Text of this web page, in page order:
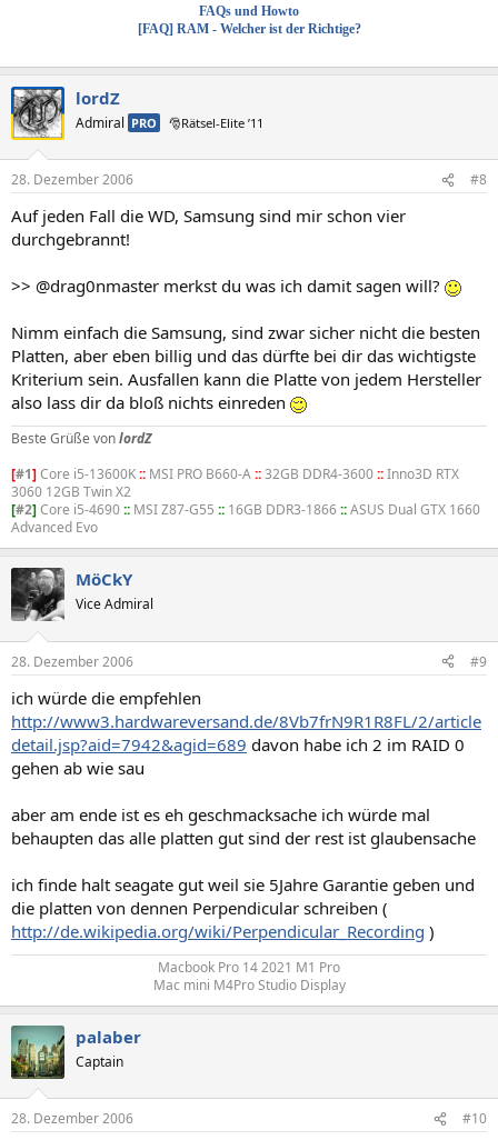
FAQs und Howto
[FAQ] RAM - Welcher ist der Richtige?
lordZ
Admiral PRO 🎅Rätsel-Elite ’11
28. Dezember 2006 #8
Auf jeden Fall die WD, Samsung sind mir schon vier
durchgebrannt!
>> @drag0nmaster merkst du was ich damit sagen will?
Nimm einfach die Samsung, sind zwar sicher nicht die besten
Platten, aber eben billig und das dürfte bei dir das wichtigste
Kriterium sein. Ausfallen kann die Platte von jedem Hersteller
also lass dir da bloß nichts einreden
Beste Grüße vonlordZ
[#1]Core i5-13600K:: MSI PRO B660-A::32GB DDR4-3600::Inno3D RTX
3060 12GB Twin X2
[#2]Core i5-4690:: MSI Z87-G55 :: 16GB DDR3-1866::ASUS Dual GTX 1660
Advanced Evo
MöCkY
Vice Admiral
28. Dezember 2006 #9
ich würde die empfehlen
http://www3.hardwareversand.de/8Vb7frN9R1R8FL/2/article
detail.jsp?aid=7942&agid=689 davon habe ich 2 im RAID 0
gehen ab wie sau
aber am ende ist es eh geschmacksache ich würde mal
behaupten das alle platten gut sind der rest ist glaubensache
ich finde halt seagate gut weil sie 5Jahre Garantie geben und
die platten von dennen Perpendicular schreiben (
http://de.wikipedia.org/wiki/Perpendicular_Recording )
Macbook Pro 14 2021 M1 Pro
Mac mini M4Pro Studio Display​
palaber
Captain
28. Dezember 2006 #10